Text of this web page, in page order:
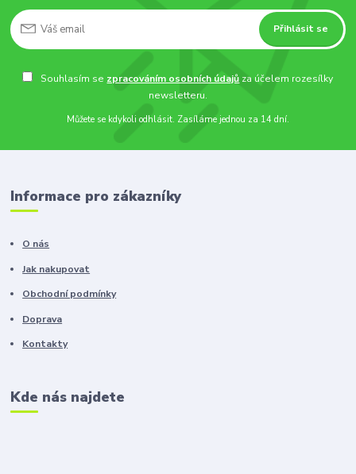
Přihlásit se
Souhlasím se zpracováním osobních údajů za účelem rozesílky
newsletteru.
Můžete se kdykoli odhlásit. Zasíláme jednou za 14 dní.
Informace pro zákazníky
O nás
Jak nakupovat
Obchodní podmínky
Doprava
Kontakty
Kde nás najdete